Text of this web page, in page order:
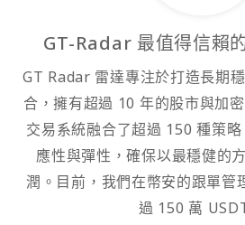
GT-Radar 最值得信賴
GT Radar 雷達專注於打造長期
合，擁有超過 10 年的股市與加
交易系統融合了超過 150 種策
應性與彈性，確保以最穩健的
潤。目前，我們在幣安的跟單管
過 150 萬